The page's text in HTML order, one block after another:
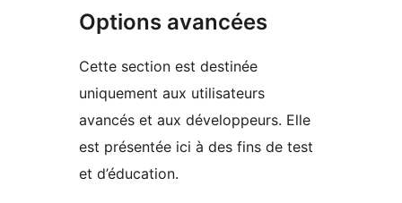
Options avancées
Cette section est destinée
uniquement aux utilisateurs
avancés et aux développeurs. Elle
est présentée ici à des fins de test
et d’éducation.